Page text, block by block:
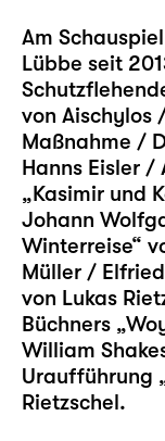
Am
Lübbe seit
von Aischylos
Maßnahme /
Hanns Eisler /
„Kasimir und
Johann
Winterreise“
Müller /
von Lukas
Büchners
William
Uraufführung
Rietzschel.